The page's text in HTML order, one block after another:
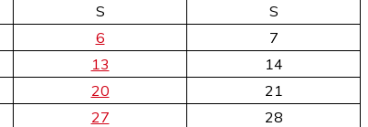
S
S
6
7
13
14
20
21
27 28